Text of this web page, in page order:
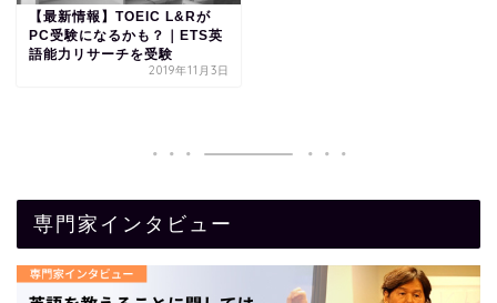
【最新情報】TOEIC L&Rが
PC受験になるかも？｜ETS英
語能力リサーチを受験
2019年11月3日
専門家インタビュー